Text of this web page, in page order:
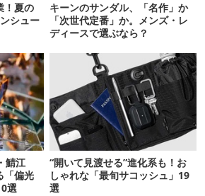
！夏の
シュー
キーンのサンダル、「名作」か
「次世代定番」か。メンズ・レ
ディースで選ぶなら？
鯖江
「偏光
選
“開いて見渡せる”進化系も！お
しゃれな「最旬サコッシュ」19
選